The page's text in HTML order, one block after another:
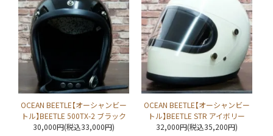
OCEAN BEETLE【オーシャンビー
トル】BEETLE 500TX-2 ブラック
30,000円(税込33,000円)
OCEAN BEETLE【オーシャンビー
トル】BEETLE STR アイボリー
32,000円(税込35,200円)